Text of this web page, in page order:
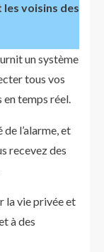
voisins des
un système
tous vos
temps réel.
l’alarme, et
recevez des
la vie privée et
à des